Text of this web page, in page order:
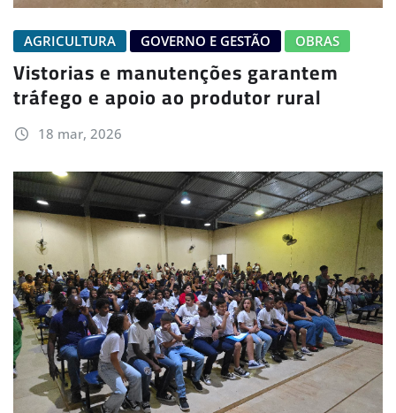
AGRICULTURA GOVERNO E GESTÃO OBRAS
Vistorias e manutenções garantem
tráfego e apoio ao produtor rural
18 mar, 2026